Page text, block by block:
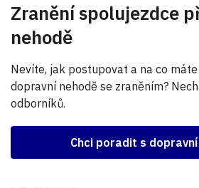
Zranění spolujezdce
nehodě
Nevíte, jak postupovat a na co
dopravní nehodě se zraněním?
odborníků.
Chci poradit s